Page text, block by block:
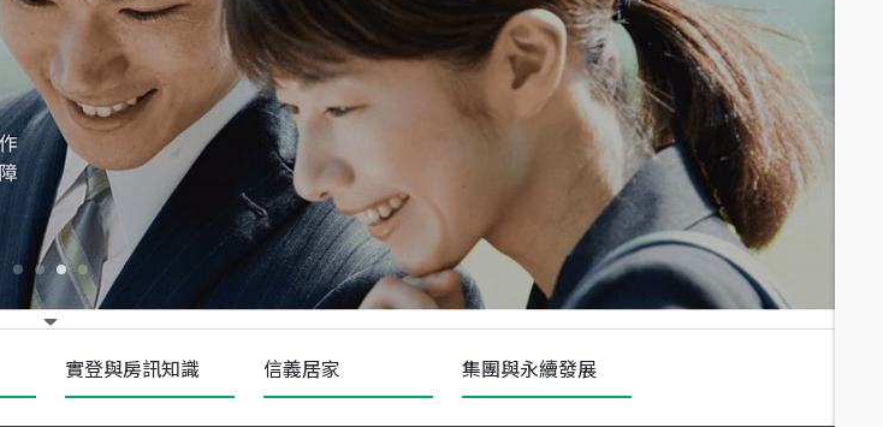
年 07 月 成交
四維天廈
新竹市新竹市四維路
總價
490萬
115 月 成交
菁英典藏
新竹市新竹市慈祥路
1,808萬
實登與房訊知識 信義居家 集團與永續發展